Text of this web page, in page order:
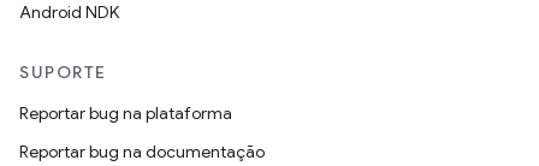
Android NDK
SUPORTE
Reportar bug na plataforma
Reportar bug na documentação